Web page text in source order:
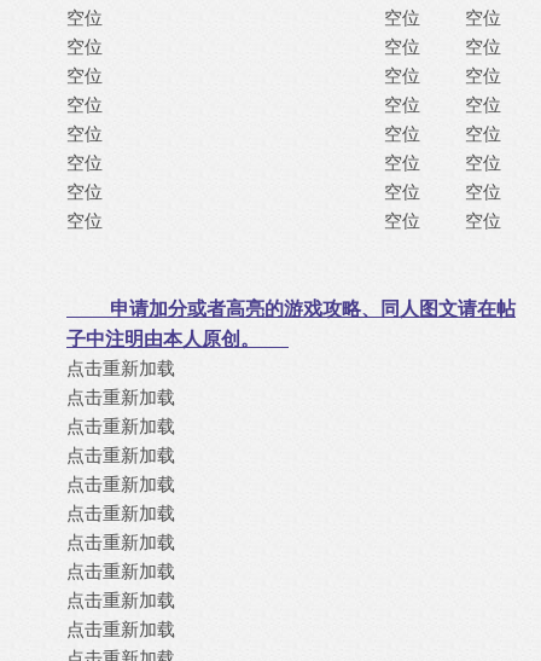
空位
空位
空位
空位
空位
空位
空位
空位
空位
空位
空位
空位
空位
空位
空位
空位
空位
空位
空位
空位
空位
空位
空位 空位
申请加分或者高亮的游戏攻略、同人图文请在帖
子中注明由本人原创。
点击重新加载
点击重新加载
点击重新加载
点击重新加载
点击重新加载
点击重新加载
点击重新加载
点击重新加载
点击重新加载
点击重新加载